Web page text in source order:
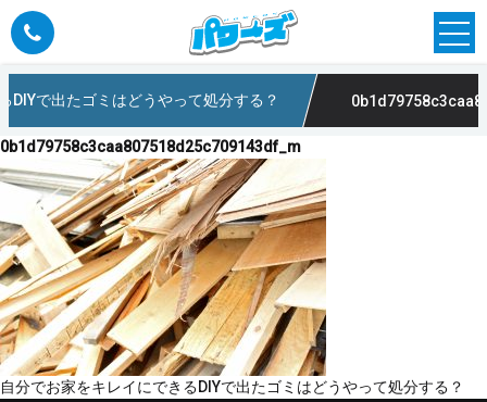
DIYで出たゴミはどうやって処分する？
0b1d79758c3caa807518d25c709143df_m
投
自分でお家をキレイにできるDIYで出たゴミはどうやって処分する？